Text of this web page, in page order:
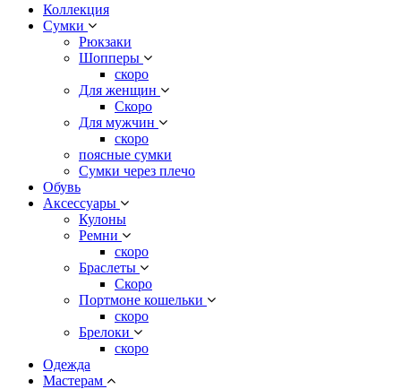
Коллекция
Сумки
Рюкзаки
Шопперы
скоро
Для женщин
Скоро
Для мужчин
скоро
поясные сумки
Сумки через плечо
Обувь
Аксессуары
Кулоны
Ремни
скоро
Браслеты
Скоро
Портмоне кошельки
скоро
Брелоки
скоро
Одежда
Мастерам